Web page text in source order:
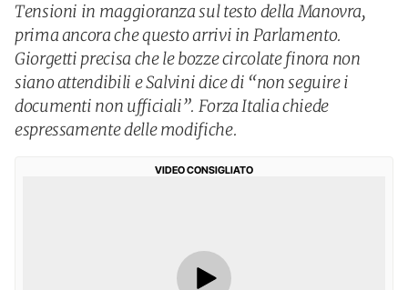
Tensioni in maggioranza sul testo della Manovra,
prima ancora che questo arrivi in Parlamento.
Giorgetti precisa che le bozze circolate finora non
siano attendibili e Salvini dice di “non seguire i
documenti non ufficiali”. Forza Italia chiede
espressamente delle modifiche.
VIDEO CONSIGLIATO